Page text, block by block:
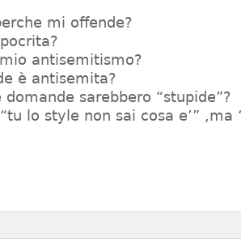
mi offende?
antisemitismo?
è antisemita?
domande sarebbero “stupide”?
lo style non sai cosa e’” ,ma